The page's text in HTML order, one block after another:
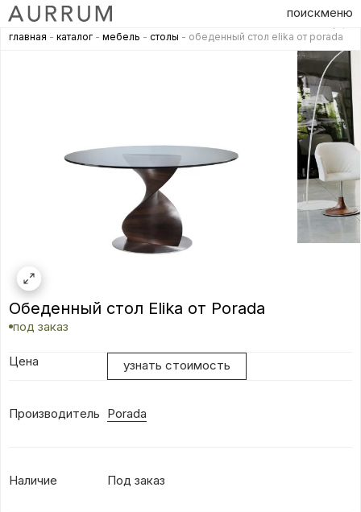
поискменю
главная - каталог - мебель - столы - обеденный стол elika от porada
Обеденный стол Elika от Porada
под заказ
Цена узнать стоимость
Производитель Porada
Наличие Под заказ